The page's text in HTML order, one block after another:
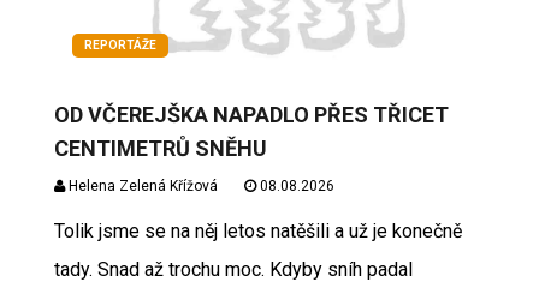
REPORTÁŽE
OD VČEREJŠKA NAPADLO PŘES TŘICET
CENTIMETRŮ SNĚHU
Helena Zelená Křížová 08.08.2026
Tolik jsme se na něj letos natěšili a už je konečně
tady. Snad až trochu moc. Kdyby sníh padal